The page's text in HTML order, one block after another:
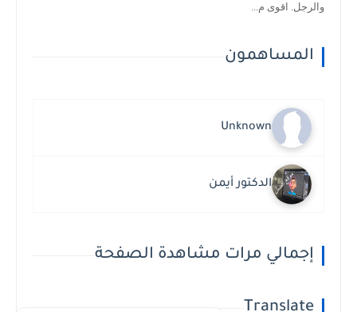
والرجل. اقوى م...
المساهمون
Unknown
الدكتور أيمن
إجمالي مرات مشاهدة الصفحة
Translate